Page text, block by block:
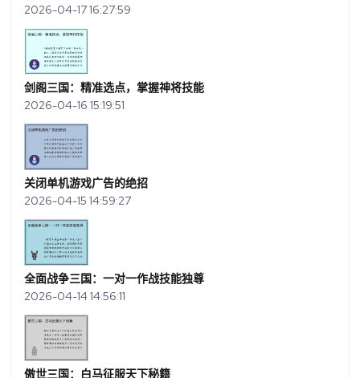
2026-04-17 16:27:59
剑阁三国：精准选点，掌握神将技能
2026-04-16 15:19:51
关闭单机游戏广告的绝招
2026-04-15 14:59:27
全面战争三国：一对一作战技能独尊
2026-04-14 14:56:11
傲世三国：白马征服天下秘籍